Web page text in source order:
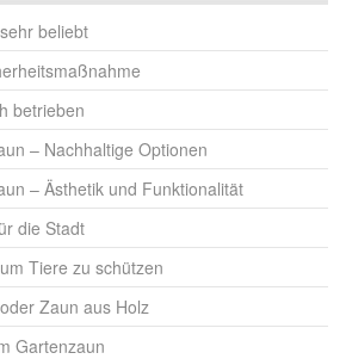
beliebt
betrieben
– Nachhaltige Optionen
– Ästhetik und Funktionalität
die Stadt
Tiere zu schützen
Zaun aus Holz
Gartenzaun